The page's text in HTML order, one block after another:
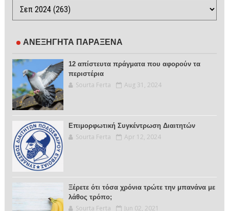
ΑΝΕΞΗΓΗΤΑ ΠΑΡΑΞΕΝΑ
12 απίστευτα πράγματα που αφορούν τα
περιστέρια
Sourta Ferta Aug 31, 2024
Επιμορφωτική Συγκέντρωση Διαιτητών
Sourta Ferta Apr 12, 2024
Ξέρετε ότι τόσα χρόνια τρώτε την μπανάνα με
λάθος τρόπο;
Sourta Ferta Jun 02, 2021